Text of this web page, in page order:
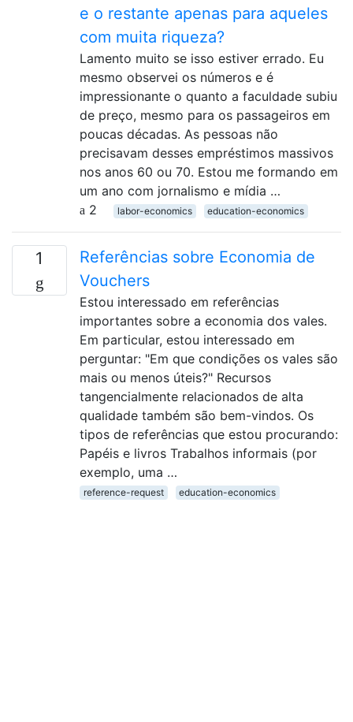
e o restante apenas para aqueles
com muita riqueza?
Lamento muito se isso estiver errado. Eu
mesmo observei os números e é
impressionante o quanto a faculdade subiu
de preço, mesmo para os passageiros em
poucas décadas. As pessoas não
precisavam desses empréstimos massivos
nos anos 60 ou 70. Estou me formando em
um ano com jornalismo e mídia …
2
labor-economics education-economics
1
Referências sobre Economia de
Vouchers
Estou interessado em referências
importantes sobre a economia dos vales.
Em particular, estou interessado em
perguntar: "Em que condições os vales são
mais ou menos úteis?" Recursos
tangencialmente relacionados de alta
qualidade também são bem-vindos. Os
tipos de referências que estou procurando:
Papéis e livros Trabalhos informais (por
exemplo, uma …
reference-request education-economics